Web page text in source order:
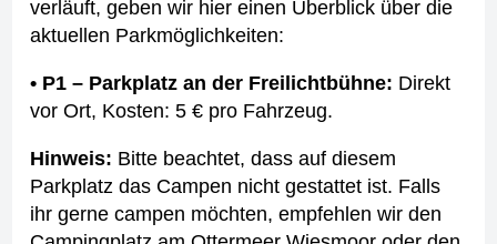
verläuft, geben wir hier einen Überblick über die
aktuellen Parkmöglichkeiten:
• P1 – Parkplatz an der Freilichtbühne: Direkt
vor Ort, Kosten: 5 € pro Fahrzeug.
Hinweis: Bitte beachtet, dass auf diesem
Parkplatz das Campen nicht gestattet ist. Falls
ihr gerne campen möchten, empfehlen wir den